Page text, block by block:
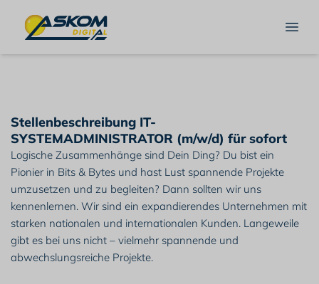
Askom Digital
Stellenbeschreibung IT-
SYSTEMADMINISTRATOR (m/w/d) für sofort
Logische Zusammenhänge sind Dein Ding? Du bist ein
Pionier in Bits & Bytes und hast Lust spannende Projekte
umzusetzen und zu begleiten? Dann sollten wir uns
kennenlernen. Wir sind ein expandierendes Unternehmen mit
starken nationalen und internationalen Kunden. Langeweile
gibt es bei uns nicht – vielmehr spannende und
abwechslungsreiche Projekte.